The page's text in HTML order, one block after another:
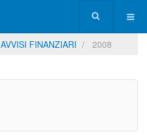
AVVISI FINANZIARI 2008